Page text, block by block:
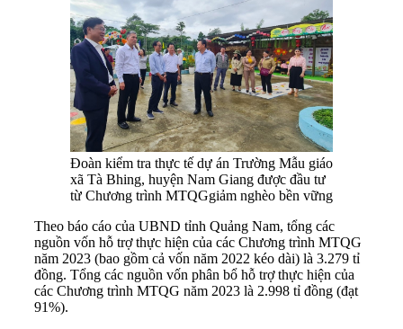
Đoàn kiểm tra thực tế dự án Trường Mẫu giáo
xã Tà Bhing, huyện Nam Giang được đầu tư
từ Chương trình MTQGgiảm nghèo bền vững
Theo báo cáo của UBND tỉnh Quảng Nam, tổng các
nguồn vốn hỗ trợ thực hiện của các Chương trình MTQG
năm 2023 (bao gồm cả vốn năm 2022 kéo dài) là 3.279 tỉ
đồng. Tổng các nguồn vốn phân bổ hỗ trợ thực hiện của
các Chương trình MTQG năm 2023 là 2.998 tỉ đồng (đạt
91%).